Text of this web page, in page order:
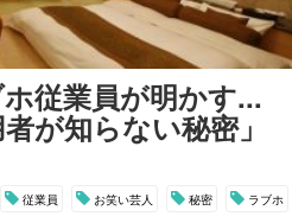
従業員が明かす...
が知らない秘密」
従業員 お笑い芸人 秘密 ラブホ